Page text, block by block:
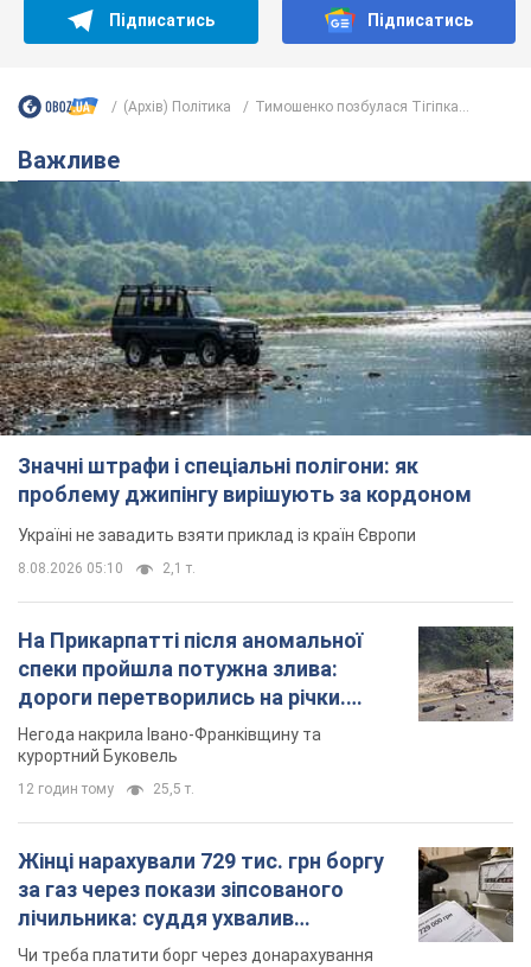
Підписатись Підписатись
(Архів) Політика Тимошенко позбулася Тігіпка...
Важливе
Значні штрафи і спеціальні полігони: як
проблему джипінгу вирішують за кордоном
Україні не завадить взяти приклад із країн Європи
8.08.2026 05:10 2,1 т.
На Прикарпатті після аномальної
спеки пройшла потужна злива:
дороги перетворились на річки.
Відео
Негода накрила Івано-Франківщину та
курортний Буковель
12 годин тому 25,5 т.
Жінці нарахували 729 тис. грн боргу
за газ через покази зіпсованого
лічильника: суддя ухвалив
неочікуване рішення
Чи треба платити борг через донарахування